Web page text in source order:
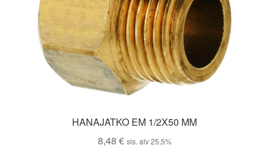
HANAJATKO EM 1/2X50 MM
8,48 € sis. alv 25,5%